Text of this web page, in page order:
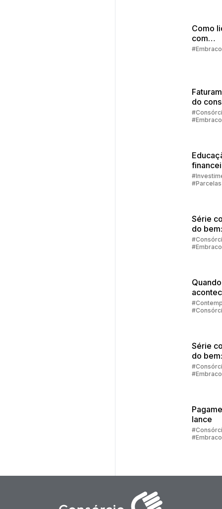
Como
com
do
no
família
Série
do bem:
Quando
no
Série
do
sair das
dívidas
lance